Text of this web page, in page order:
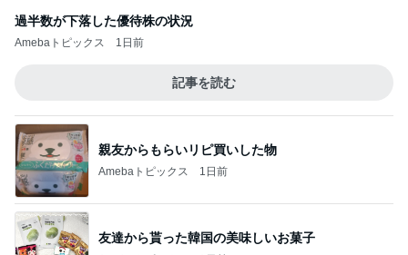
過半数が下落した優待株の状況
Amebaトピックス 1日前
記事を読む
親友からもらいリピ買いした物
Amebaトピックス 1日前
友達から貰った韓国の美味しいお菓子